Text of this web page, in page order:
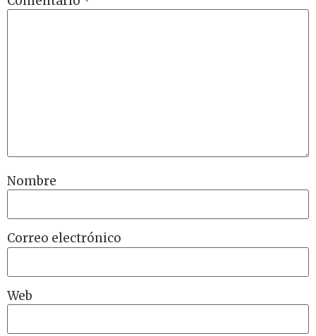
Nombre
Correo electrónico
Web